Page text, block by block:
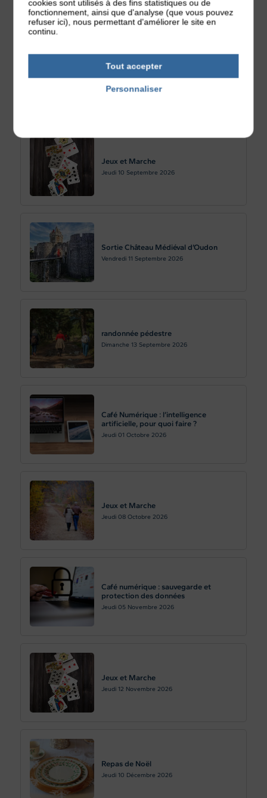
Jeudi 03 Septembre 2026
Samedi 05 Septembre 2026
Jeux et Marche
Jeudi 10 Septembre 2026
Sortie Château Médiéval d’Oudon
Vendredi 11 Septembre 2026
randonnée pédestre
Dimanche 13 Septembre 2026
Café Numérique : l’intelligence
artificielle, pour quoi faire ?
Jeudi 01 Octobre 2026
Jeux et Marche
Jeudi 08 Octobre 2026
Café numérique : sauvegarde et
protection des données
Jeudi 05 Novembre 2026
Jeux et Marche
Jeudi 12 Novembre 2026
Repas de Noël
Jeudi 10 Décembre 2026
cookies sont utilisés à des fins statistiques ou de
fonctionnement, ainsi que d'analyse (que vous pouvez
refuser ici), nous permettant d'améliorer le site en
continu.
Tout accepter
Personnaliser